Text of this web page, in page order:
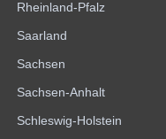
Rheinland-Pfalz
Saarland
Sachsen
Sachsen-Anhalt
Schleswig-Holstein